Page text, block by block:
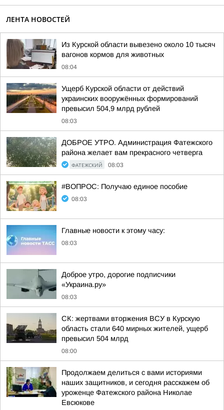
ЛЕНТА НОВОСТЕЙ
Из Курской области вывезено около 10 тысяч
вагонов кормов для животных
08:04
Ущерб Курской области от действий
украинских вооружённых формирований
превысил 504,9 млрд рублей
08:03
ДОБРОЕ УТРО. Администрация Фатежского
района желает вам прекрасного четверга
ФАТЕЖСКИЙ 08:03
#ВОПРОС: Получаю единое пособие
08:03
Главные новости к этому часу:
08:03
Доброе утро, дорогие подписчики
«Украина.ру»
08:03
СК: жертвами вторжения ВСУ в Курскую
область стали 640 мирных жителей, ущерб
превысил 504 млрд
08:00
Продолжаем делиться с вами историями
наших защитников, и сегодня расскажем об
уроженце Фатежского района Николае
Евсюкове